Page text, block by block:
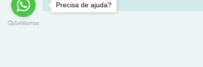
Precisa de ajuda?